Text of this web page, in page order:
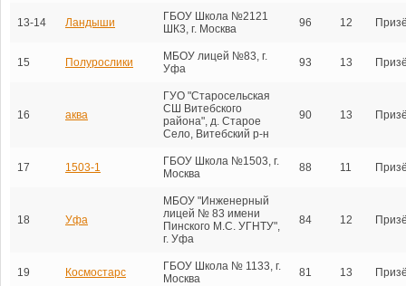
13-14 Ландыши
ГБОУ Школа №2121
ШК3, г. Москва
96 12
15 Полурослики
МБОУ лицей №83, г.
Уфа
93 13
16 аква
ГУО "Старосельская
СШ Витебского
района", д. Старое
Село, Витебский р-н
90 13
17 1503-1
ГБОУ Школа №1503, г.
Москва
88 11
18 Уфа
МБОУ "Инженерный
лицей № 83 имени
Пинского М.С. УГНТУ",
г. Уфа
84 12
19 Космостарс
ГБОУ Школа № 1133, г.
Москва
81 13